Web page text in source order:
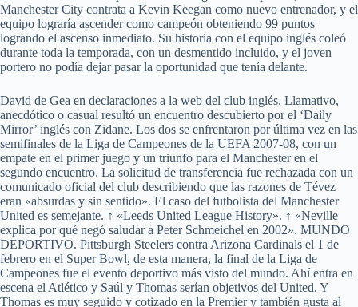
Manchester City contrata a Kevin Keegan como nuevo entrenador, y el
equipo lograría ascender como campeón obteniendo 99 puntos
logrando el ascenso inmediato. Su historia con el equipo inglés coleó
durante toda la temporada, con un desmentido incluido, y el joven
portero no podía dejar pasar la oportunidad que tenía delante.
David de Gea en declaraciones a la web del club inglés. Llamativo,
anecdótico o casual resultó un encuentro descubierto por el ‘Daily
Mirror’ inglés con Zidane. Los dos se enfrentaron por última vez en las
semifinales de la Liga de Campeones de la UEFA 2007-08, con un
empate en el primer juego y un triunfo para el Manchester en el
segundo encuentro. La solicitud de transferencia fue rechazada con un
comunicado oficial del club describiendo que las razones de Tévez
eran «absurdas y sin sentido». El caso del futbolista del Manchester
United es semejante. ↑ «Leeds United League History». ↑ «Neville
explica por qué negó saludar a Peter Schmeichel en 2002». MUNDO
DEPORTIVO. Pittsburgh Steelers contra Arizona Cardinals el 1 de
febrero en el Super Bowl, de esta manera, la final de la Liga de
Campeones fue el evento deportivo más visto del mundo. Ahí entra en
escena el Atlético y Saúl y Thomas serían objetivos del United. Y
Thomas es muy seguido y cotizado en la Premier y también gusta al